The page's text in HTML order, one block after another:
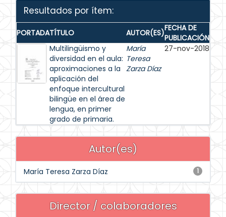
Resultados por ítem:
PORTADATÍTULO AUTOR(ES)FECHA DE
PUBLICACIÓN
Multilingüismo y
diversidad en el aula:
aproximaciones a la
aplicación del
enfoque intercultural
bilingüe en el área de
lengua, en primer
grado de primaria.
María
Teresa
Zarza Díaz
27-nov-2018
Autor(es)
1
María Teresa Zarza Díaz
Director / colaboradores